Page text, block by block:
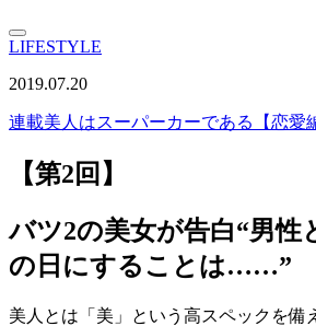
LIFESTYLE
2019.07.20
連載美人はスーパーカーである【恋愛
【第2回】
バツ2の美女が告白“男性
の日にすることは……”
美人とは「美」という高スペックを備